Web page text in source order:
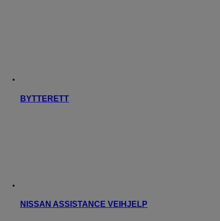
BYTTERETT
NISSAN ASSISTANCE VEIHJELP